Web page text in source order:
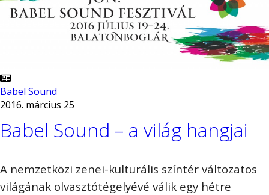
Babel Sound
2016. március 25
Babel Sound – a világ hangjai
A nemzetközi zenei-kulturális színtér változatos
világának olvasztótégelyévé válik egy hétre